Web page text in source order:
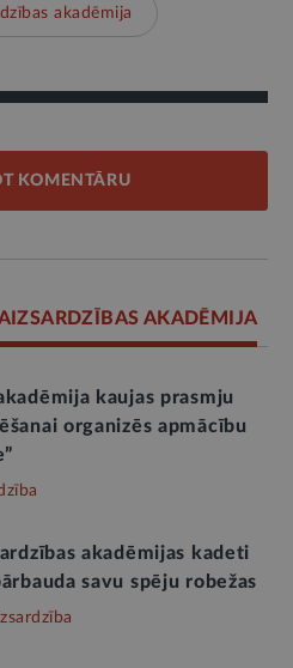
akadēmija
KOMENTĀRU
AKADĒMIJA
kaujas prasmju
organizēs apmācību
akadēmijas kadeti
savu spēju robežas